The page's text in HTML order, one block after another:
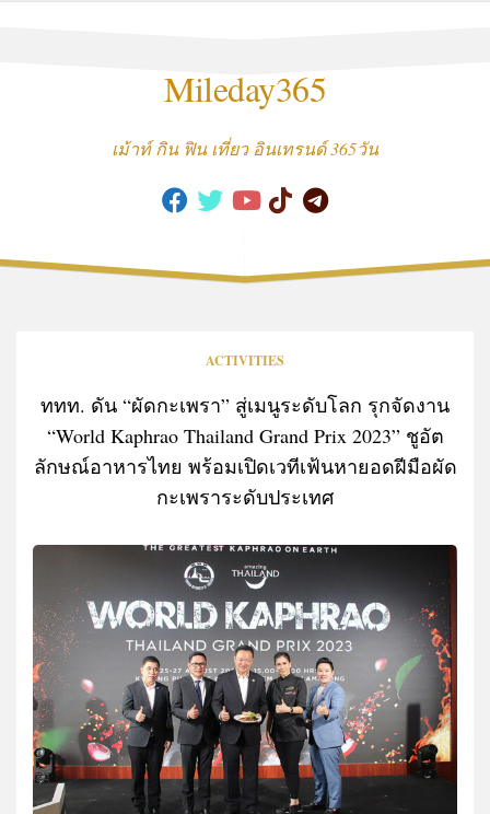
Mileday365
เม้าท์ กิน ฟิน เที่ยว อินเทรนด์ 365วัน
ACTIVITIES
ททท. ดัน “ผัดกะเพรา” สู่เมนูระดับโลก รุกจัดงาน
“World Kaphrao Thailand Grand Prix 2023” ชูอัต
ลักษณ์อาหารไทย พร้อมเปิดเวทีเฟ้นหายอดฝีมือผัด
กะเพราระดับประเทศ